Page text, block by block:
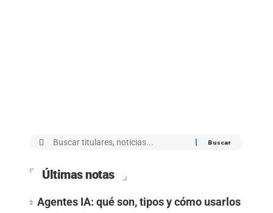
Últimas notas
Agentes IA: qué son, tipos y cómo usarlos